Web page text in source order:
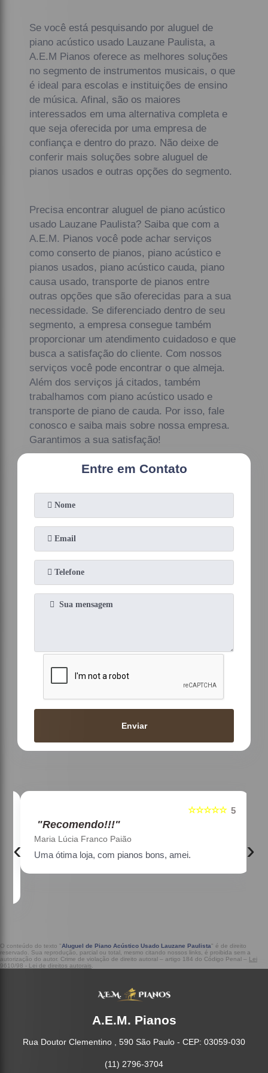
Se você está pesquisando por aluguel de
piano acústico usado Lauzane Paulista, a
A.E.M Pianos oferece as melhores soluções
no segmento de instrumentos musicais, o que
é ideal para escolas e instituições de ensino
de música. Afinal, são os maiores
interessados em uma alternativa completa e
que seja oferecida por uma empresa de
confiança e dentro do prazo. Não deixe de
conferir mais soluções sobre aluguel de
pianos usados e outras opções do segmento.
Precisa encontrar aluguel de piano acústico
usado Lauzane Paulista? Saiba que com a
A.E.M. Pianos você pode achar serviços
como conserto de pianos, piano acústico e
pianos usados, piano acústico cauda, piano
causa usado, transporte de pianos entre
outras opções que são oferecidas para a sua
necessidade. Se diferenciado dentro de seu
segmento, a empresa consegue também
proporcionar um atendimento cuidadoso e que
busca a satisfação do cliente. Com nossos
serviços você pode encontrar o que almeja.
Além dos serviços já citados, também
trabalhamos com piano acústico usado e
transporte de piano de cauda. Por isso, fale
conosco e saiba mais sobre nossa empresa.
Garantimos a sua satisfação!
Entre em Contato
Enviar
5
☆☆☆☆☆
"Recomendo!!!"
Maria Lúcia Franco Paião
Uma ótima loja, com pianos bons, amei.
‹ ›
O conteúdo do texto "Aluguel de Piano Acústico Usado Lauzane Paulista" é de direito
reservado. Sua reprodução, parcial ou total, mesmo citando nossos links, é proibida sem a
autorização do autor. Crime de violação de direito autoral – artigo 184 do Código Penal – Lei
9610/98 - Lei de direitos autorais
A.E.M. Pianos
Rua Doutor Clementino , 590 São Paulo - CEP: 03059-030
(11) 2796-3704